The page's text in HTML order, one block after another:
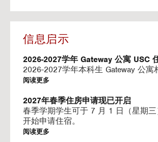
O
U
S
I
N
V
I
D
E
O
信息启示
2026-2027学年 Gateway 公寓 USC
2026-2027学年本科生 Gateway 公寓
阅读更多
2027年春季住房申请现已开启
春季学期学生可于 7 月 1 日（星期
开始申请住宿。
阅读更多